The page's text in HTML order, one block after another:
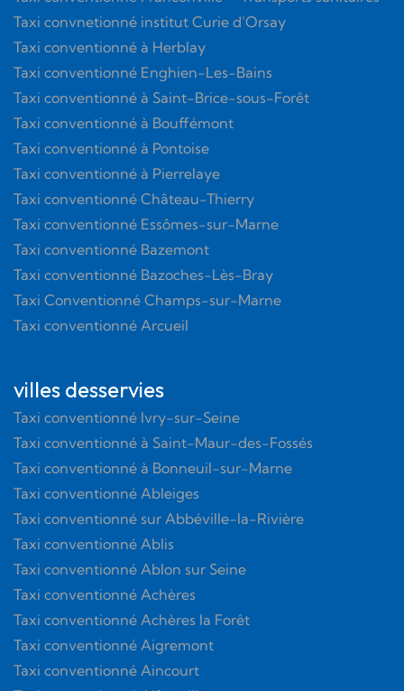
Taxi convnetionné institut Curie d’Orsay
Taxi conventionné à Herblay
Taxi conventionné Enghien-Les-Bains
Taxi conventionné à Saint-Brice-sous-Forêt
Taxi conventionné à Bouffémont
Taxi conventionné à Pontoise
Taxi conventionné à Pierrelaye
Taxi conventionné Château-Thierry
Taxi conventionné Essômes-sur-Marne
Taxi conventionné Bazemont
Taxi conventionné Bazoches-Lès-Bray
Taxi Conventionné Champs-sur-Marne
Taxi conventionné Arcueil
villes desservies
Taxi conventionné Ivry-sur-Seine
Taxi conventionné à Saint-Maur-des-Fossés
Taxi conventionné à Bonneuil-sur-Marne
Taxi conventionné Ableiges
Taxi conventionné sur Abbéville-la-Rivière
Taxi conventionné Ablis
Taxi conventionné Ablon sur Seine
Taxi conventionné Achères
Taxi conventionné Achères la Forêt
Taxi conventionné Aigremont
Taxi conventionné Aincourt